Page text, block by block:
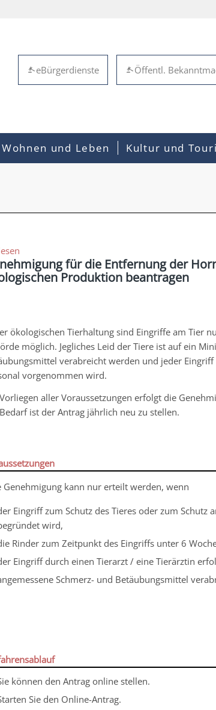
Öffentl.
eBürgerdienste
Wohnen und Leben Kultur und
für die Entfernung der
Produktion beantragen
ökologischen Tierhaltung sind Eingriffe am Tier
möglich. Jegliches Leid der Tiere ist auf ein
verabreicht werden und jeder
vorgenommen wird.
aller Voraussetzungen erfolgt die
ist der Antrag jährlich neu zu stellen.
Genehmigung kann nur erteilt werden, wenn
Eingriff zum Schutz des Tieres oder zum
wird,
Rinder zum Zeitpunkt des Eingriffs unter 6
Eingriff durch einen Tierarzt / eine Tierärztin
Schmerz- und Betäubungsmittel
können den Antrag online stellen.
Sie den Online-Antrag.